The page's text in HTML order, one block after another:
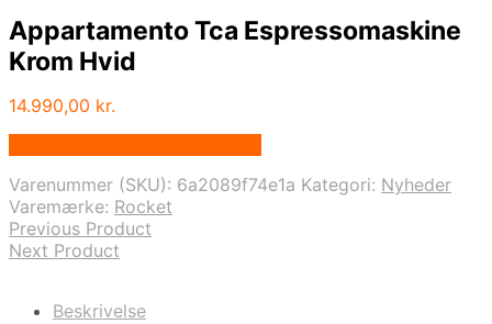
Appartamento Tca Espressomaskine
Krom Hvid
14.990,00 kr.
Varenummer (SKU): 6a2089f74e1a Kategori: Nyheder
Varemærke: Rocket
Previous Product
Next Product
Beskrivelse